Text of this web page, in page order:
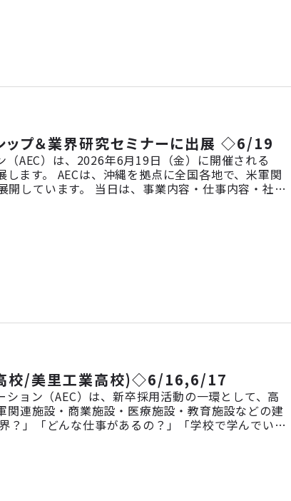
ップ＆業界研究セミナーに出展 ◇6/19
AEC）は、2026年6月19日（金）に開催される
ます。 AECは、沖縄を拠点に全国各地で、米軍関
しています。 当日は、事業内容・仕事内容・社
高校/美里工業高校)◇6/16,6/17
ョン（AEC）は、新卒採用活動の一環として、高
連施設・商業施設・医療施設・教育施設などの建
？」「どんな仕事があるの？」「学校で学んでいる